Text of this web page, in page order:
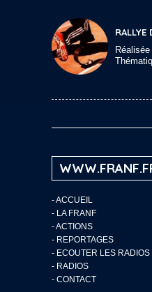
RALLYE
-ACCUEIL
- LA FRANF
-ACTIONS
- REPORTAGES
- ECOUTER LES RADIOS
- RADIOS
- CONTACT